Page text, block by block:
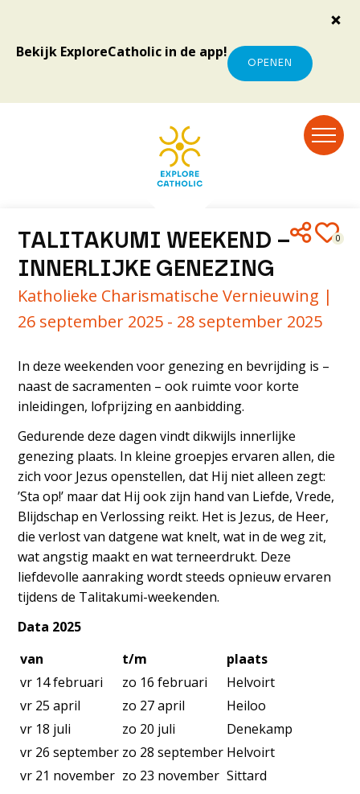
Bekijk ExploreCatholic in de app!
OPENEN
0
TALITAKUMI WEEKEND –
INNERLIJKE GENEZING
Katholieke Charismatische Vernieuwing |
26 september 2025 - 28 september 2025
In deze weekenden voor genezing en bevrijding is –
naast de sacramenten – ook ruimte voor korte
inleidingen, lofprijzing en aanbidding.
Gedurende deze dagen vindt dikwijls innerlijke
genezing plaats. In kleine groepjes ervaren allen, die
zich voor Jezus openstellen, dat Hij niet alleen zegt:
’Sta op!’ maar dat Hij ook zijn hand van Liefde, Vrede,
Blijdschap en Verlossing reikt. Het is Jezus, de Heer,
die verlost van datgene wat knelt, wat in de weg zit,
wat angstig maakt en wat terneerdrukt. Deze
liefdevolle aanraking wordt steeds opnieuw ervaren
tijdens de Talitakumi-weekenden.
Data 2025
van
t/m
plaats
vr 14 februari
zo 16 februari
Helvoirt
vr 25 april
zo 27 april
Heiloo
vr 18 juli
zo 20 juli
Denekamp
vr 26 september zo 28 september Helvoirt
vr 21 november zo 23 november Sittard